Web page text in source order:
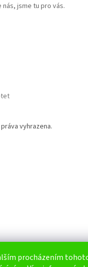
procházením
jsme tu pro vás.
práva vyhrazena.